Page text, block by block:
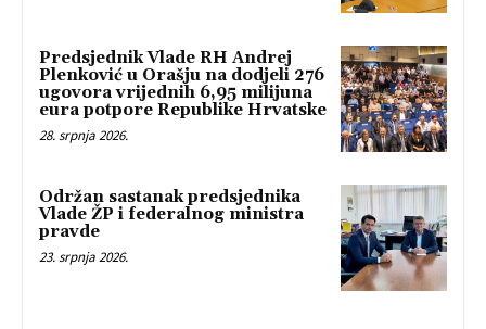
Predsjednik Vlade RH Andrej
Plenković u Orašju na dodjeli 276
ugovora vrijednih 6,95 milijuna
eura potpore Republike Hrvatske
28. srpnja 2026.
Održan sastanak predsjednika
Vlade ŽP i federalnog ministra
pravde
23. srpnja 2026.